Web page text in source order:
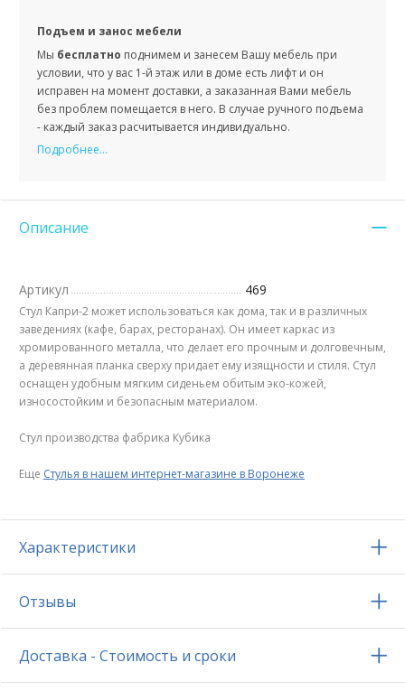
Подъем и занос мебели
Мы бесплатно поднимем и занесем Вашу мебель при
условии, что у вас 1-й этаж или в доме есть лифт и он
исправен на момент доставки, а заказанная Вами мебель
без проблем помещается в него. В случае ручного подъема
- каждый заказ расчитывается индивидуально.
Подробнее...
Описание
Артикул 469
Стул Капри-2 может использоваться как дома, так и в различных
заведениях (кафе, барах, ресторанах). Он имеет каркас из
хромированного металла, что делает его прочным и долговечным,
а деревянная планка сверху придает ему изящности и стиля. Стул
оснащен удобным мягким сиденьем обитым эко-кожей,
износостойким и безопасным материалом.
Стул производства фабрика Кубика
Еще Стулья в нашем интернет-магазине в Воронеже
Характеристики
Отзывы
Доставка - Стоимость и сроки